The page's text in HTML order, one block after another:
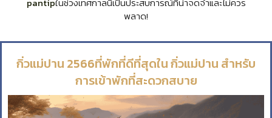
พลาด!
กิ่วแม่ปาน 2566ที่พักที่ดีที่สุดใน กิ่วแม่ปาน สำหรับ
การเข้าพักที่สะดวกสบาย